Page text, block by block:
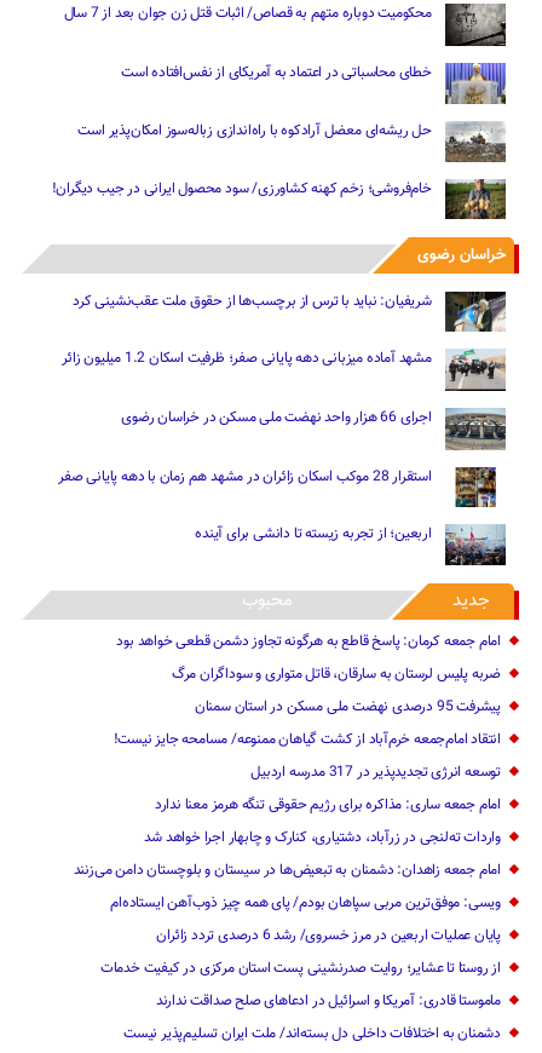
محکومیت دوباره متهم به قصاص/ اثبات قتل زن جوان بعد از 7 سال
خطای محاسباتی در اعتماد به آمریکای از نفس‌افتاده است
حل ریشه‌ای معضل آرادکوه با راه‌اندازی زباله‌سوز امکان‌پذیر است
خام‌فروشی؛ زخم کهنه کشاورزی/ سود محصول ایرانی در جیب دیگران!
خراسان رضوی
شریفیان: نباید با ترس از برچسب‌ها از حقوق ملت عقب‌نشینی کرد
مشهد آماده میزبانی دهه پایانی صفر؛ ظرفیت اسکان 1.2 میلیون زائر
اجرای 66 هزار واحد نهضت ملی مسکن در خراسان رضوی
استقرار 28 موکب اسکان زائران در مشهد هم زمان با دهه پایانی صفر
اربعین؛ از تجربه زیسته تا دانشی برای آینده
جدید محبوب
امام جمعه کرمان: پاسخ قاطع به هرگونه تجاوز دشمن قطعی خواهد بود
ضربه پلیس لرستان به سارقان، قاتل متواری و سوداگران مرگ
پیشرفت 95 درصدی نهضت ملی مسکن در استان سمنان
انتقاد امام‌جمعه خرم‌آباد از کشت گیاهان ممنوعه/ مسامحه جایز نیست!
توسعه انرژی تجدیدپذیر در 317 مدرسه اردبیل
امام جمعه ساری: مذاکره برای رژیم حقوقی تنگه هرمز معنا ندارد
واردات ته‌لنجی در زرآباد، دشتیاری، کنارک و چابهار اجرا خواهد شد‌
امام جمعه زاهدان: دشمنان به تبعیض‌ها در سیستان و بلوچستان دامن می‌زنند
ویسی: موفق‌ترین مربی سپاهان بودم/ پای همه چیز ذوب‌آهن ایستاده‌ام
پایان عملیات اربعین در مرز خسروی/ رشد 6 درصدی تردد زائران
از روستا تا عشایر؛ روایت صدرنشینی پست استان مرکزی در کیفیت خدمات
ماموستا قادری: آمریکا و اسرائیل در ادعاهای صلح صداقت ندارند
دشمنان به اختلافات داخلی دل بسته‌اند/ ملت ایران تسلیم‌پذیر نیست